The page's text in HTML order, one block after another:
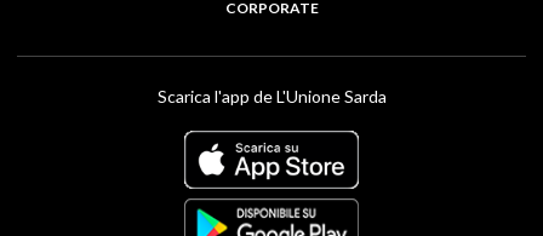
CORPORATE
Scarica l'app de L'Unione Sarda